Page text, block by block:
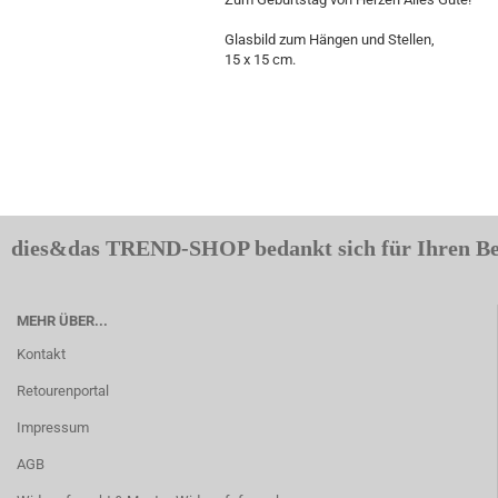
Glasbild zum Hängen und Stellen,
15 x 15 cm.
dies&das TREND-SHOP bedankt sich für Ihren
MEHR ÜBER...
Kontakt
Retourenportal
Impressum
AGB